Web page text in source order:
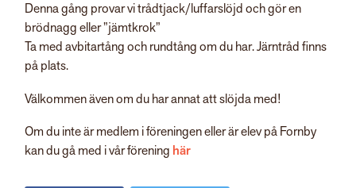
Denna gång provar vi trådtjack/luffarslöjd och gör en
brödnagg eller ”jämtkrok”
Ta med avbitartång och rundtång om du har. Järntråd finns
på plats.
Välkommen även om du har annat att slöjda med!
Om du inte är medlem i föreningen eller är elev på Fornby
kan du gå med i vår förening här